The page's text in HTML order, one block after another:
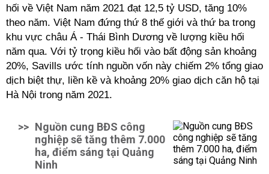
hối về Việt Nam năm 2021 đạt 12,5 tỷ USD, tăng 10%
theo năm. Việt Nam đứng thứ 8 thế giới và thứ ba trong
khu vực châu Á - Thái Bình Dương về lượng kiều hối
năm qua. Với tỷ trọng kiều hối vào bất động sản khoảng
20%, Savills ước tính nguồn vốn này chiếm 2% tổng giao
dịch biệt thự, liền kề và khoảng 20% giao dịch căn hộ tại
Hà Nội trong năm 2021.
>> Nguồn cung BĐS công
nghiệp sẽ tăng thêm 7.000
ha, điểm sáng tại Quảng
Ninh